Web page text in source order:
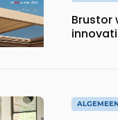
Brustor